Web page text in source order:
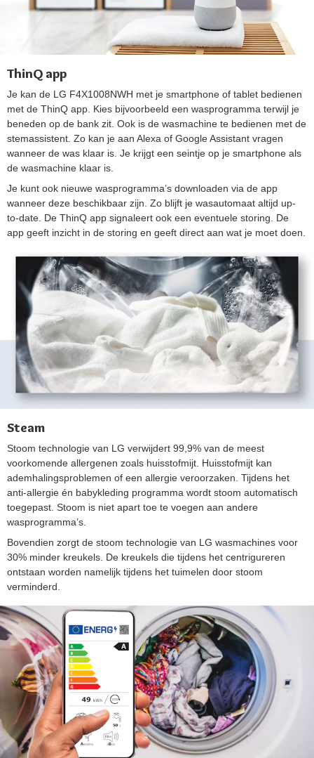
ThinQ app
Je kan de LG F4X1008NWH met je smartphone of tablet bedienen
met de ThinQ app. Kies bijvoorbeeld een wasprogramma terwijl je
beneden op de bank zit. Ook is de wasmachine te bedienen met de
stemassistent. Zo kan je aan Alexa of Google Assistant vragen
wanneer de was klaar is. Je krijgt een seintje op je smartphone als
de wasmachine klaar is.
Je kunt ook nieuwe wasprogramma’s downloaden via de app
wanneer deze beschikbaar zijn. Zo blijft je wasautomaat altijd up-
to-date. De ThinQ app signaleert ook een eventuele storing. De
app geeft inzicht in de storing en geeft direct aan wat je moet doen.
Steam
Stoom technologie van LG verwijdert 99,9% van de meest
voorkomende allergenen zoals huisstofmijt. Huisstofmijt kan
ademhalingsproblemen of een allergie veroorzaken. Tijdens het
anti-allergie én babykleding programma wordt stoom automatisch
toegepast. Stoom is niet apart toe te voegen aan andere
wasprogramma’s.
Bovendien zorgt de stoom technologie van LG wasmachines voor
30% minder kreukels. De kreukels die tijdens het centrigureren
ontstaan worden namelijk tijdens het tuimelen door stoom
verminderd.